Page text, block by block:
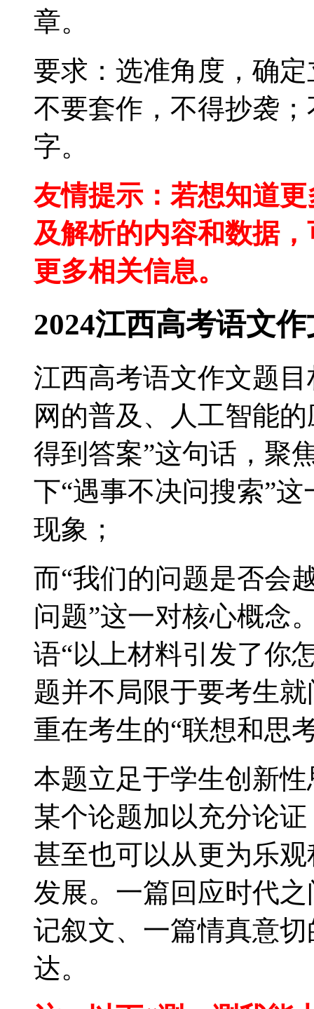
章。
要求：选准角度，确
不要套作，不得抄袭
字。
友情提示：若想知道
及解析的内容和数据
更多相关信息。
2024江西高考语文
江西高考语文作文题
网的普及、人工智能
得到答案”这句话，聚
下“遇事不决问搜索”
现象；
而“我们的问题是否会
问题”这一对核心概念
语“以上材料引发了你
题并不局限于要考生
重在考生的“联想和思
本题立足于学生创新
某个论题加以充分论
甚至也可以从更为乐
发展。一篇回应时代
记叙文、一篇情真意
达。